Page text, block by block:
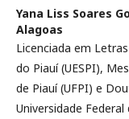
Yana Liss Soares
Alagoas
Licenciada em
do Piauí (UESPI),
de Piauí (UFPI) e
Universidade